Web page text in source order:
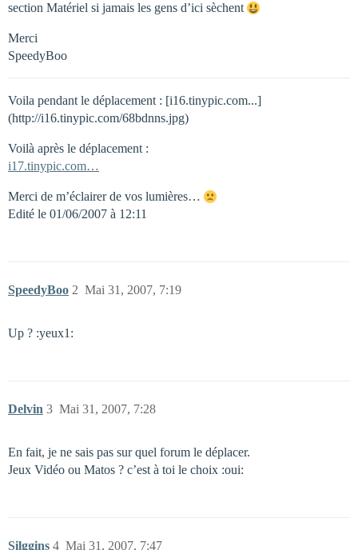
section Matériel si jamais les gens d’ici sèchent
Merci
SpeedyBoo
Voila pendant le déplacement : [i16.tinypic.com...]
(http://i16.tinypic.com/68bdnns.jpg)
Voilà après le déplacement :
i17.tinypic.com…
Merci de m’éclairer de vos lumières…
Edité le 01/06/2007 à 12:11
SpeedyBoo Mai 31, 2007, 7:19
2
Up ? :yeux1:
Delvin Mai 31, 2007, 7:28
3
En fait, je ne sais pas sur quel forum le déplacer.
Jeux Vidéo ou Matos ? c’est à toi le choix :oui:
Silggins Mai 31, 2007, 7:47
4